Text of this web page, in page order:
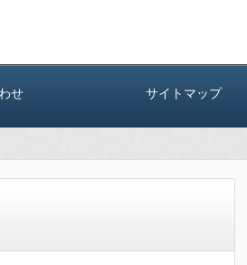
せ サイトマップ